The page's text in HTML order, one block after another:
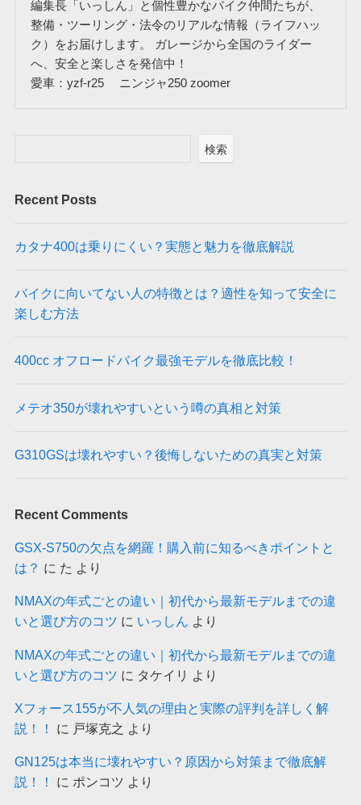
編集長「いっしん」と個性豊かなバイク仲間たちが、
整備・ツーリング・法令のリアルな情報（ライフハッ
ク）をお届けします。 ガレージから全国のライダー
へ、安全と楽しさを発信中！
愛車：yzf-r25 ニンジャ250 zoomer
検索
Recent Posts
カタナ400は乗りにくい？実態と魅力を徹底解説
バイクに向いてない人の特徴とは？適性を知って安全に
楽しむ方法
400cc オフロードバイク最強モデルを徹底比較！
メテオ350が壊れやすいという噂の真相と対策
G310GSは壊れやすい？後悔しないための真実と対策
Recent Comments
GSX-S750の欠点を網羅！購入前に知るべきポイントと
は？ に た より
NMAXの年式ごとの違い｜初代から最新モデルまでの違
いと選び方のコツ に いっしん より
NMAXの年式ごとの違い｜初代から最新モデルまでの違
いと選び方のコツ に タケイリ より
Xフォース155が不人気の理由と実際の評判を詳しく解
説！！
に 戸塚克之 より
GN125は本当に壊れやすい？原因から対策まで徹底解
説！！
に ポンコツ より